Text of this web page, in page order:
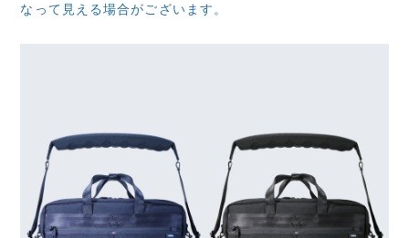
なって見える場合がございます。